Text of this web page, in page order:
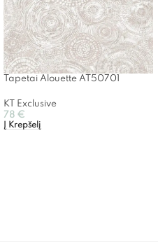
Tapetai Alouette AT50701
KT Exclusive
78 €
Į Krepšelį